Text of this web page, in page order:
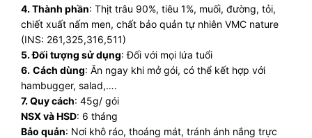
4. Thành phần: Thịt trâu 90%, tiêu 1%, muối, đường, tỏi,
chiết xuất nấm men, chất bảo quản tự nhiên VMC nature
(INS: 261,325,316,511)
5. Đối tượng sử dụng: Đối với mọi lứa tuổi
6. Cách dùng: Ăn ngay khi mở gói, có thể kết hợp với
hambugger, salad,….
7. Quy cách: 45g/ gói
NSX và HSD: 6 tháng
Bảo quản: Nơi khô ráo, thoáng mát, tránh ánh nắng trực